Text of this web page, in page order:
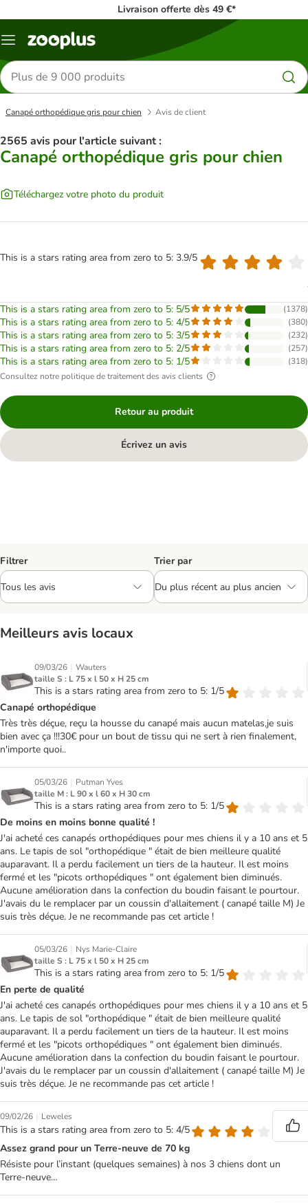
Livraison offerte dès 49 €*
Menu
Rechercher
des
produits
Canapé orthopédique gris pour chien Avis de client
2565 avis pour l'article suivant :
Canapé orthopédique gris pour chien
Téléchargez votre photo du produit
This is a stars rating area from zero to 5: 3.9/5
This is a stars rating area from zero to 5: 5/5 (1378)
This is a stars rating area from zero to 5: 4/5 (380)
This is a stars rating area from zero to 5: 3/5 (232)
This is a stars rating area from zero to 5: 2/5 (257)
This is a stars rating area from zero to 5: 1/5 (318)
Consultez notre politique de traitement des avis clients
Retour au produit
Écrivez un avis
Filtrer Trier par
Meilleurs avis locaux
09/03/26 | Wauters
taille S : L 75 x l 50 x H 25 cm
This is a stars rating area from zero to 5: 1/5
Canapé orthopédique
Très très déçue, reçu la housse du canapé mais aucun matelas,je suis
bien avec ça !!!30€ pour un bout de tissu qui ne sert à rien finalement,
n'importe quoi..
05/03/26 | Putman Yves
taille M : L 90 x l 60 x H 30 cm
This is a stars rating area from zero to 5: 1/5
De moins en moins bonne qualité !
J'ai acheté ces canapés orthopédiques pour mes chiens il y a 10 ans et 5
ans. Le tapis de sol "orthopédique " était de bien meilleure qualité
auparavant. Il a perdu facilement un tiers de la hauteur. Il est moins
fermé et les "picots orthopédiques " ont également bien diminués.
Aucune amélioration dans la confection du boudin faisant le pourtour.
J'avais du le remplacer par un coussin d'allaitement ( canapé taille M) Je
suis très déçue. Je ne recommande pas cet article !
05/03/26 | Nys Marie-Claire
taille S : L 75 x l 50 x H 25 cm
This is a stars rating area from zero to 5: 1/5
En perte de qualité
J'ai acheté ces canapés orthopédiques pour mes chiens il y a 10 ans et 5
ans. Le tapis de sol "orthopédique " était de bien meilleure qualité
auparavant. Il a perdu facilement un tiers de la hauteur. Il est moins
fermé et les "picots orthopédiques " ont également bien diminués.
Aucune amélioration dans la confection du boudin faisant le pourtour.
J'avais du le remplacer par un coussin d'allaitement ( canapé taille M) Je
suis très déçue. Je ne recommande pas cet article !
09/02/26 | Leweles
This is a stars rating area from zero to 5: 4/5
Assez grand pour un Terre-neuve de 70 kg
Résiste pour l’instant (quelques semaines) à nos 3 chiens dont un
Terre-neuve…